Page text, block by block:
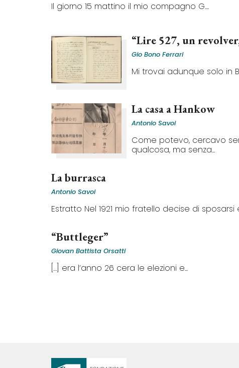
Il giorno 15 mattino il mio compagno G....
“Lire 527, un
Gio Bono Ferrari
Mi trovai adunque solo in
La casa a Hankow
Antonio Savoi
Come potevo, cercavo
qualcosa, ma senza...
La burrasca
Antonio Savoi
Estratto Nel 1921 mio fratello decise di sposarsi
“Buttleger”
Giovan Battista Orsatti
[…] era l’anno 26 cera le elezioni e...